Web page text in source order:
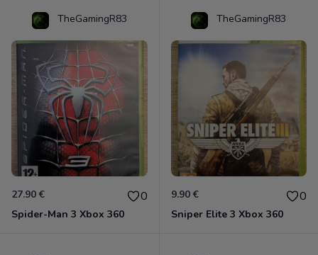
TheGamingR83
27.90 € 0
Spider-Man 3 Xbox 360
TheGamingR83
9.90 € 0
Sniper Elite 3 Xbox 360